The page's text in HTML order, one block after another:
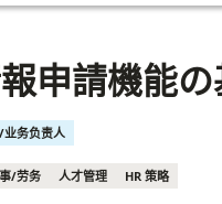
申請機能
务负责人
/劳务 人才管理 HR 策略